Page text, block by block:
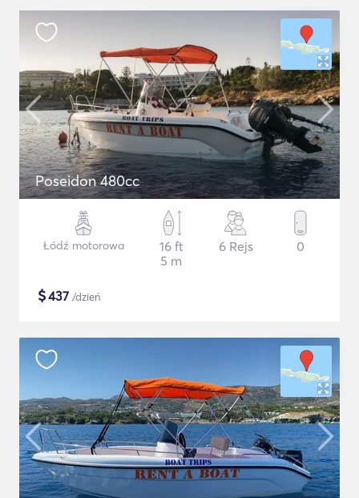
Poseidon 480cc
Łódź motorowa
16 ft
5 m
6 Rejs 0
$437 /dzień